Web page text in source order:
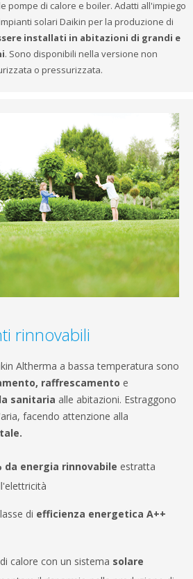
pompe di calore e boiler. Adatti all'impiego
solari Daikin per la produzione di
installati in abitazioni di grandi e
. Sono disponibili nella versione non
o pressurizzata.
rinnovabili
Altherma a bassa temperatura sono
raffrescamento e
sanitaria alle abitazioni. Estraggono
facendo attenzione alla
da energia rinnovabile estratta
di efficienza energetica A++
calore con un sistema solare